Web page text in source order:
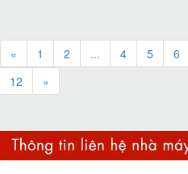
« 1 2 ... 4 5 6
12
»